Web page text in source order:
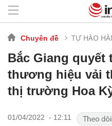
Chuyên đề TỰ HÀO
Bắc Giang quyết
thương hiệu vải
thị trường Hoa
01/04/2022 - 12:11